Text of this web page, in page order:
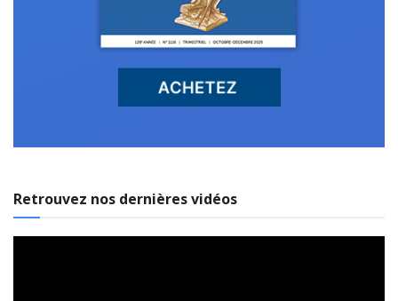
Retrouvez nos dernières vidéos